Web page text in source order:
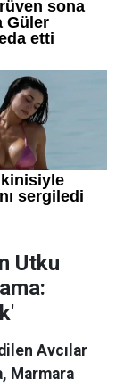
Utku
Avcılar
Marmara